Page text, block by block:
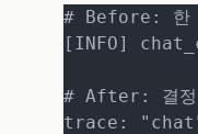
# Before: 한
[INFO]
# After: 결정
trace: